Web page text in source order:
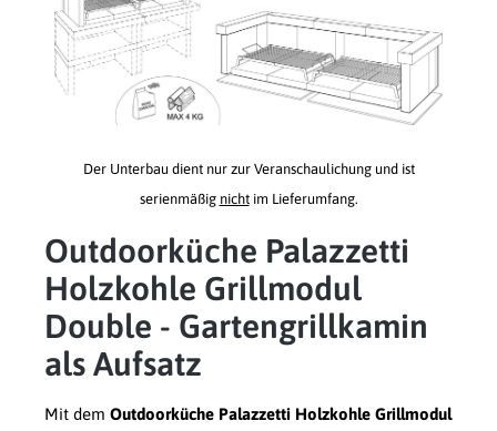
Der Unterbau dient nur zur Veranschaulichung und ist
serienmäßig nichtim Lieferumfang.
Outdoorküche Palazzetti
Holzkohle Grillmodul
Double - Gartengrillkamin
als Aufsatz
Mit dem Outdoorküche Palazzetti Holzkohle Grillmodul